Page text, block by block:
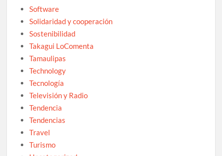
Software
Solidaridad y cooperación
Sostenibilidad
Takagui LoComenta
Tamaulipas
Technology
Tecnología
Televisión y Radio
Tendencia
Tendencias
Travel
Turismo